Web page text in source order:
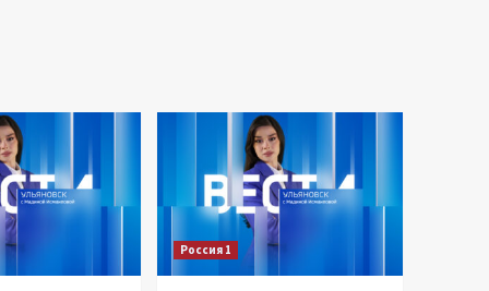
Россия 1